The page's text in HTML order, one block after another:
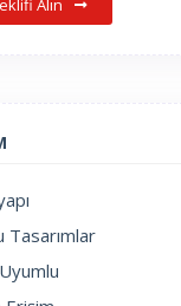
Alın
Tasarımlar